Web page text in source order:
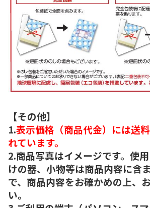
【その他】
1.表示価格（商品代金）には送
れています。
2.商品写真はイメージです。使
けの器、小物等は商品内容に含
で、商品内容をお確かめの上、
い。